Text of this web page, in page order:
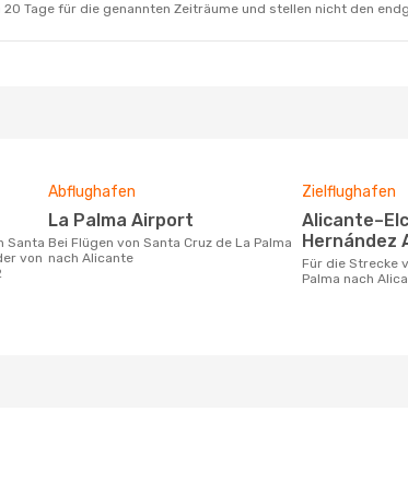
Tage für die genannten Zeiträume und stellen nicht den
von
Abflughafen
La Palma Airport
Bei Flügen von Santa Cruz de La Palma
nach Alicante
Zielflughafen
Alicante–Elche Miguel
Hernández
Für die Strecke von Santa Cruz de La
Palma nach